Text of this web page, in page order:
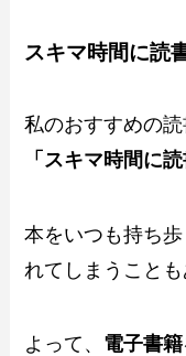
スキマ時間に読
私のおすすめの
「スキマ時間に読
本をいつも持ち
れてしまうことも
よって、 電子書